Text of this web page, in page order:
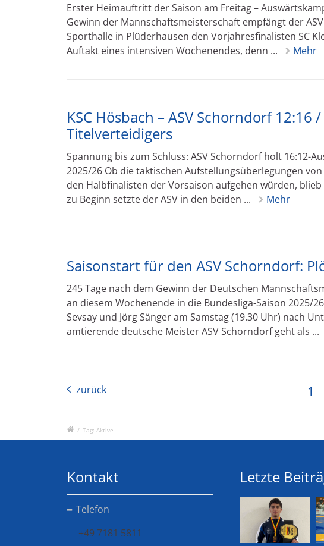
Erster Heimauftritt der Saison am Freitag –
Gewinn der Mannschaftsmeisterschaft empfängt der
Sporthalle in Plüderhausen den Vorjahresfinalisten SC
Auftakt eines intensiven Wochenendes, denn ...
Mehr
KSC Hösbach – ASV Schorndorf 12:16
Titelverteidigers
Spannung bis zum Schluss: ASV Schorndorf holt 16:12-
2025/26 Ob die taktischen Aufstellungsüberlegungen
den Halbfinalisten der Vorsaison aufgehen würden,
zu Beginn setzte der ASV in den beiden ...
Mehr
Saisonstart für den ASV Schorndorf:
245 Tage nach dem Gewinn der Deutschen
an diesem Wochenende in die Bundesliga-Saison 2025/
Sevsay und Jörg Sänger am Samstag (19.30 Uhr) nach
amtierende deutsche Meister ASV Schorndorf geht als ...
zurück 1
/ Tag: Aktive
Kontakt
Telefon
+49 7181 5811
Letzte